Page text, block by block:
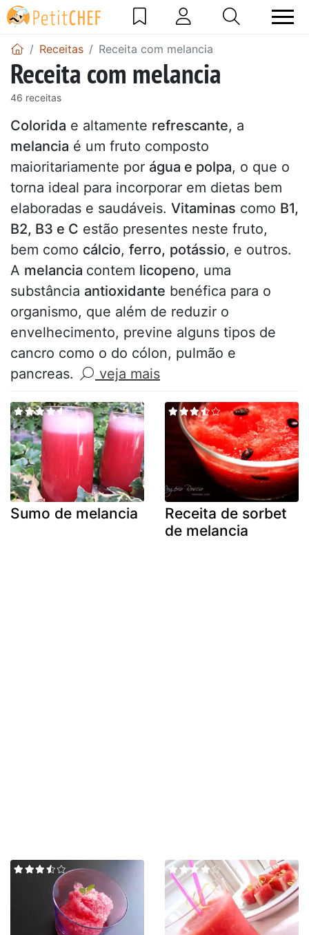
Receitas Receita com melancia
Receita com melancia
46 receitas
Colorida e altamente refrescante, a
melancia é um fruto composto
maioritariamente por água e polpa, o que o
torna ideal para incorporar em dietas bem
elaboradas e saudáveis. Vitaminas como B1,
B2, B3 e C estão presentes neste fruto,
bem como cálcio, ferro, potássio, e outros.
A melancia contem licopeno, uma
substância antioxidante benéfica para o
organismo, que além de reduzir o
envelhecimento, previne alguns tipos de
cancro como o do cólon, pulmão e
pancreas.
veja mais
Sumo de melancia
Receita de sorbet
de melancia